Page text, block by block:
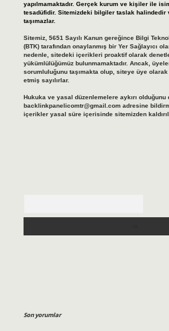
yapılmamaktadır. Gerçek kurum ve kişiler ile
tesadüfidir. Sitemizdeki bilgiler taslak halindedir
taşımazlar.
Sitemiz, 5651 Sayılı Kanun gereğince Bilgi
(BTK) tarafından onaylanmış bir Yer Sağlayıcı
nedenle, sitedeki içerikleri proaktif olarak
yükümlülüğümüz bulunmamaktadır. Ancak,
sorumluluğunu taşımakta olup, siteye üye
etmiş sayılırlar.
Hukuka ve yasal düzenlemelere aykırı
backlinkpanelicomtr@gmail.comadresine
içerikler yasal süre içerisinde sitemizden
Son yorumlar